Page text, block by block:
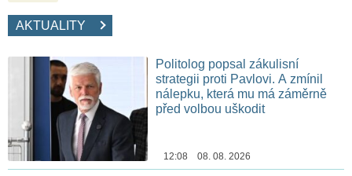
AKTUALITY
Politolog popsal zákulisní
strategii proti Pavlovi. A zmínil
nálepku, která mu má záměrně
před volbou uškodit
12:08 08. 08. 2026